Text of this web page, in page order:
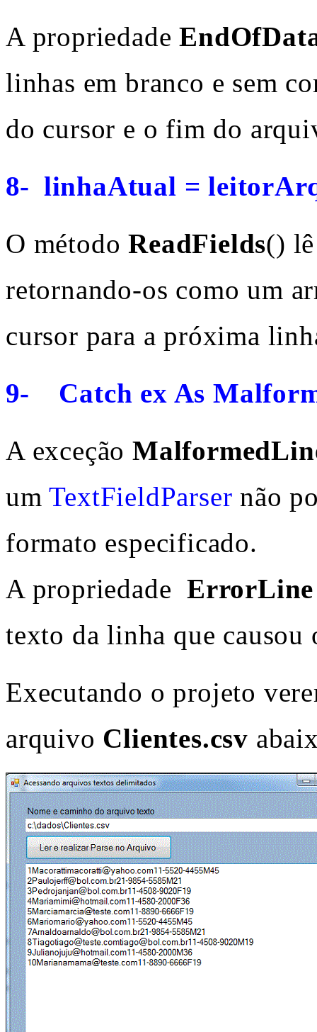
A propriedade
linhas em branco e sem
do cursor e o fim do
8- linhaAtual =
O métodoReadFields()
retornando-os como um
cursor para a próxima
9-
Catch ex As
A exceção
umTextFieldParser não
formato especificado.
A propriedade ErrorLine
texto da linha que causou
Executando o projeto vere
arquivo Clientes.csv